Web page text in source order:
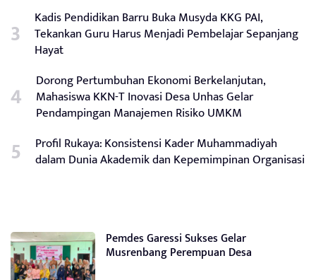
Kadis Pendidikan Barru Buka Musyda KKG PAI,
Tekankan Guru Harus Menjadi Pembelajar Sepanjang
Hayat
Dorong Pertumbuhan Ekonomi Berkelanjutan,
Mahasiswa KKN-T Inovasi Desa Unhas Gelar
Pendampingan Manajemen Risiko UMKM
Profil Rukaya: Konsistensi Kader Muhammadiyah
dalam Dunia Akademik dan Kepemimpinan Organisasi
Pemdes Garessi Sukses Gelar
Musrenbang Perempuan Desa